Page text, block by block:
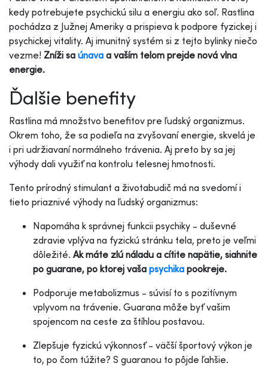
kedy potrebujete psychickú silu a energiu ako soľ. Rastlina
pochádza z Južnej Ameriky a prispieva k podpore fyzickej i
psychickej vitality. Aj imunitný systém si z tejto bylinky niečo
vezme! Zníži sa únava a vaším telom prejde nová vlna
energie.
Ďalšie benefity
Rastlina má množstvo benefitov pre ľudský organizmus.
Okrem toho, že sa podieľa na zvyšovaní energie, skvelá je
i pri udržiavaní normálneho trávenia. Aj preto by sa jej
výhody dali využiť na kontrolu telesnej hmotnosti.
Tento prírodný stimulant a životabudič má na svedomí i
tieto priaznivé výhody na ľudský organizmus:
Napomáha k správnej funkcii psychiky - duševné
zdravie vplýva na fyzickú stránku tela, preto je veľmi
dôležité. Ak máte zlú náladu a cítite napätie, siahnite
po guarane, po ktorej vaša psychika pookreje.
Podporuje metabolizmus - súvisí to s pozitívnym
vplyvom na trávenie. Guarana môže byť vašim
spojencom na ceste za štíhlou postavou.
Zlepšuje fyzickú výkonnosť - väčší športový výkon je
to, po čom túžite? S guaranou to pôjde ľahšie.